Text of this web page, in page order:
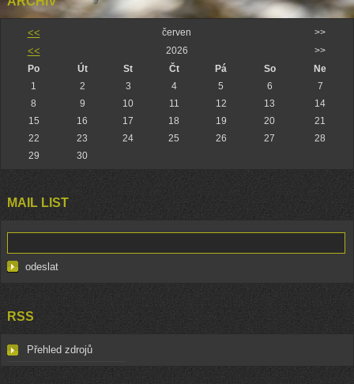
<< červen >>
<< 2026
>>
Po
Út St Čt Pá So
Ne
1
2 3 4 5 6
7
8
9 10 11 12 13
14
15
16 17 18 19 20
21
22
23 24 25 26 27
28
29
30
MAIL LIST
RSS
Přehled zdrojů